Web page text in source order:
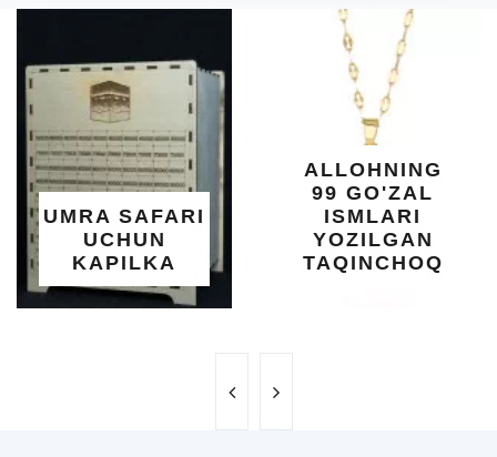
UMRA SAFARI
UCHUN
KAPILKA
ALLOHNING
99 GO'ZAL
ISMLARI
YOZILGAN
TAQINCHOQ